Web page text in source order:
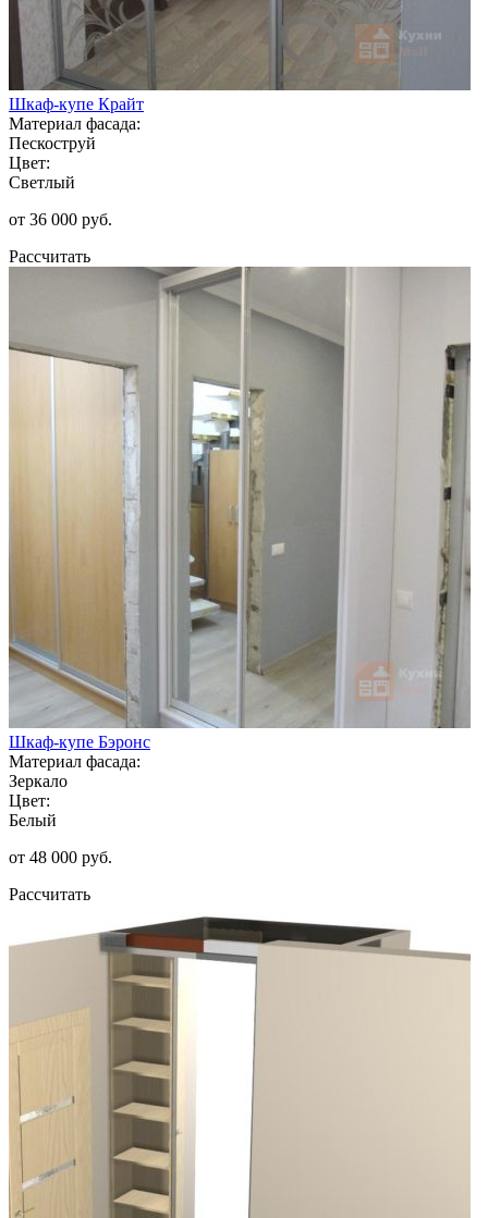
Шкаф-купе Крайт
Материал фасада:
Пескоструй
Цвет:
Светлый
от 36 000 руб.
Рассчитать
Шкаф-купе Бэронс
Материал фасада:
Зеркало
Цвет:
Белый
от 48 000 руб.
Рассчитать